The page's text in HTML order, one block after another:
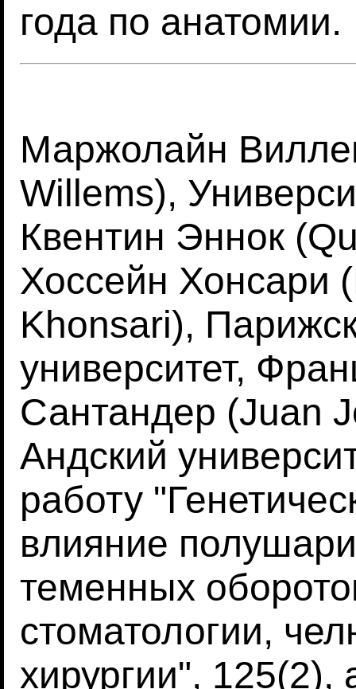
года по анатомии.
Маржолайн
Willems),
Квентин Эннок
Хоссейн Хонсари
Khonsari),
университет,
Сантандер (Juan
Андский
работу
влияние
теменных
стоматологии,
хирургии", 125(2),